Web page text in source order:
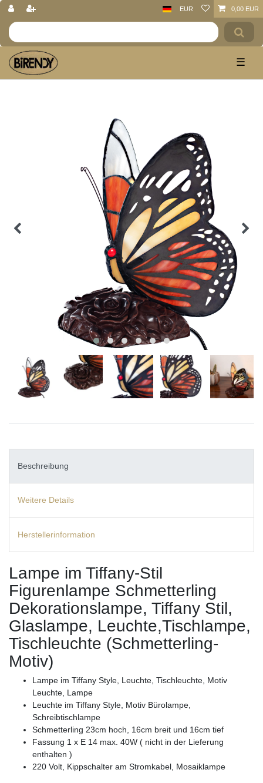
EUR 0,00 EUR
☰
Beschreibung
Weitere Details
Herstellerinformation
Lampe im Tiffany-Stil
Figurenlampe Schmetterling
Dekorationslampe, Tiffany Stil,
Glaslampe, Leuchte,Tischlampe,
Tischleuchte (Schmetterling-
Motiv)
Lampe im Tiffany Style, Leuchte, Tischleuchte, Motiv
Leuchte, Lampe
Leuchte im Tiffany Style, Motiv Bürolampe,
Schreibtischlampe
Schmetterling 23cm hoch, 16cm breit und 16cm tief
Fassung 1 x E 14 max. 40W ( nicht in der Lieferung
enthalten )
220 Volt, Kippschalter am Stromkabel, Mosaiklampe